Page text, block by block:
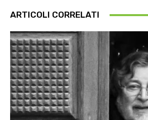
ARTICOLI CORRELATI